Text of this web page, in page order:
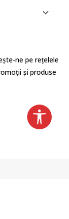
ne pe rețelele
și produse